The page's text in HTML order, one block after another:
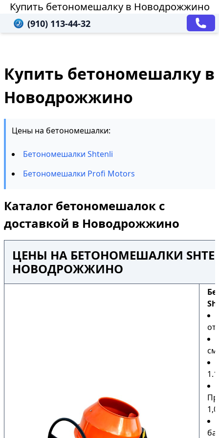
Купить бетономешалку в Новодрожжино
(910) 113-44-32
Купить бетономешалку в
Новодрожжино
Цены на бетономешалки:
Бетономешалки Shtenli
Бетономешалки Profi Motors
Каталог бетономешалок с
доставкой в Новодрожжино
ЦЕНЫ НА БЕТОНОМЕШАЛКИ
НОВОДРОЖЖИНО
от